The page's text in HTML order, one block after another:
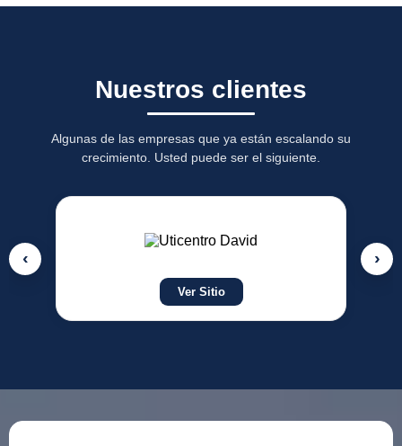
Nuestros clientes
Algunas de las empresas que ya están escalando su
crecimiento. Usted puede ser el siguiente.
‹ ›